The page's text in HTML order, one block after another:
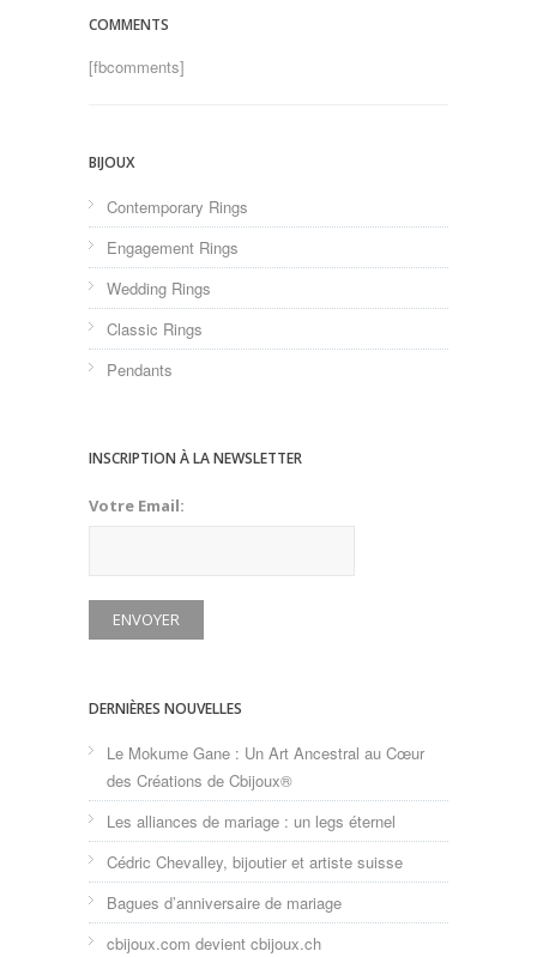
COMMENTS
[fbcomments]
BIJOUX
Contemporary Rings
Engagement Rings
Wedding Rings
Classic Rings
Pendants
INSCRIPTION À LA NEWSLETTER
Votre Email:
DERNIÈRES NOUVELLES
Le Mokume Gane : Un Art Ancestral au Cœur
des Créations de Cbijoux®
Les alliances de mariage : un legs éternel
Cédric Chevalley, bijoutier et artiste suisse
Bagues d’anniversaire de mariage
cbijoux.com devient cbijoux.ch